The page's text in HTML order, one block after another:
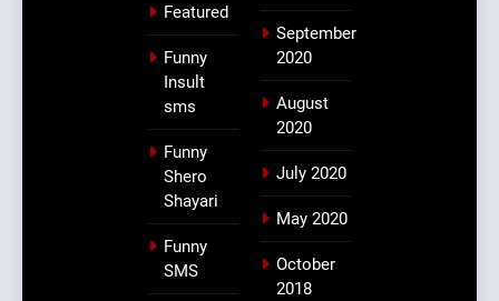
Featured
Funny
Insult
sms
Funny
Shero
Shayari
Funny
SMS
September
2020
August
2020
July 2020
May 2020
October
2018